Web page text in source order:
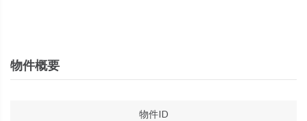
物件概要
物件ID